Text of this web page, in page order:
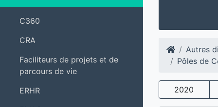
C360
CRA
Faciliteurs de projets et de
parcours de vie
ERHR
Autres
Pôles de
2020